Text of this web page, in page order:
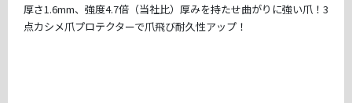
厚さ1.6mm、強度4.7倍（当社比）厚みを持たせ曲がりに強い爪！3
点カシメ爪プロテクターで爪飛び耐久性アップ！